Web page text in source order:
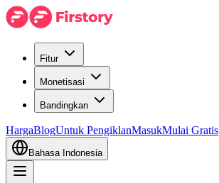
Fitur
Monetisasi
Bandingkan
HargaBlogUntuk PengiklanMasukMulai Gratis
Bahasa Indonesia